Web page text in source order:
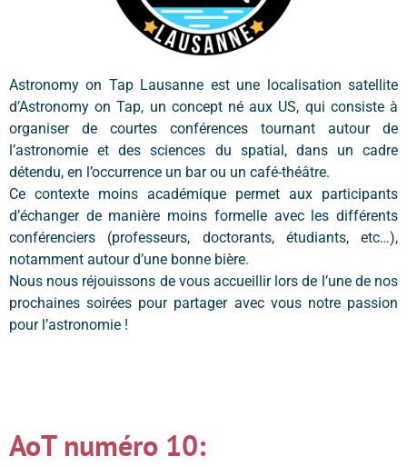
Astronomy on Tap Lausanne est une localisation satellite
d’Astronomy on Tap, un concept né aux US, qui consiste à
organiser de courtes conférences tournant autour de
l’astronomie et des sciences du spatial, dans un cadre
détendu, en l’occurrence un bar ou un café-théâtre.
Ce contexte moins académique permet aux participants
d’échanger de manière moins formelle avec les différents
conférenciers (professeurs, doctorants, étudiants, etc…),
notamment autour d’une bonne bière.
Nous nous réjouissons de vous accueillir lors de l’une de nos
prochaines soirées pour partager avec vous notre passion
pour l’astronomie !
AoT numéro 10: